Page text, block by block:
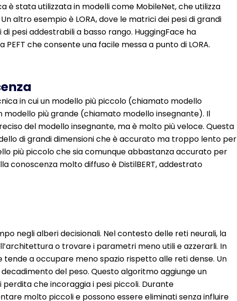
è stata utilizzata in modelli come MobileNet, che utilizza
altro esempio è LORA, dove le matrici dei pesi di grandi
pesi addestrabili a basso rango. HuggingFace ha
che consente una facile messa a punto di LORA.
in cui un modello più piccolo (chiamato modello
più grande (chiamato modello insegnante). Il
del modello insegnante, ma è molto più veloce. Questa
di grandi dimensioni che è accurato ma troppo lento per
più piccolo che sia comunque abbastanza accurato per
conoscenza molto diffuso è DistilBERT, addestrato
negli alberi decisionali. Nel contesto delle reti neurali, la
o trovare i parametri meno utili e azzerarli. In
a occupare meno spazio rispetto alle reti dense. Un
del peso. Questo algoritmo aggiunge un
che incoraggia i pesi piccoli. Durante
molto piccoli e possono essere eliminati senza influire